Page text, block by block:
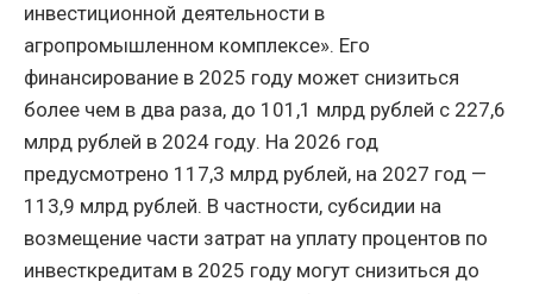
инвестиционной деятельности в
агропромышленном комплексе». Его
финансирование в 2025 году может снизиться
более чем в два раза, до 101,1 млрд рублей с 227,6
млрд рублей в 2024 году. На 2026 год
предусмотрено 117,3 млрд рублей, на 2027 год —
113,9 млрд рублей. В частности, субсидии на
возмещение части затрат на уплату процентов по
инвесткредитам в 2025 году могут снизиться до